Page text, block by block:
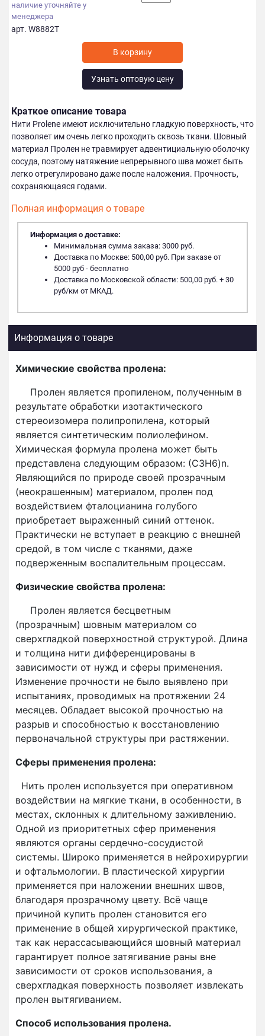
наличие уточняйте у
менеджера
арт. W8882T
Узнать оптовую цену
Краткое описание товара
Нити Prolene имеют исключительно гладкую поверхность, что
позволяет им очень легко проходить сквозь ткани. Шовный
материал Пролен не травмирует адвентициальную оболочку
сосуда, поэтому натяжение непрерывного шва может быть
легко отрегулировано даже после наложения. Прочность,
сохраняющаяся годами.
Полная информация о товаре
Информация о доставке:
Минимальная сумма заказа: 3000 руб.
Доставка по Москве: 500,00 руб. При заказе от
5000 руб - бесплатно
Доставка по Московской области: 500,00 руб. + 30
руб/км от МКАД.
Информация о товаре
Химические свойства пролена:
Пролен является пропиленом, полученным в
результате обработки изотактического
стереоизомера полипропилена, который
является синтетическим полиолефином.
Химическая формула пролена может быть
представлена следующим образом: (С3H6)n.
Являющийся по природе своей прозрачным
(неокрашенным) материалом, пролен под
воздействием фталоцианина голубого
приобретает выраженный синий оттенок.
Практически не вступает в реакцию с внешней
средой, в том числе с тканями, даже
подверженным воспалительным процессам.
Физические свойства пролена:
Пролен является бесцветным
(прозрачным) шовным материалом со
сверхгладкой поверхностной структурой. Длина
и толщина нити дифференцированы в
зависимости от нужд и сферы применения.
Изменение прочности не было выявлено при
испытаниях, проводимых на протяжении 24
месяцев. Обладает высокой прочностью на
разрыв и способностью к восстановлению
первоначальной структуры при растяжении.
Сферы применения пролена:
Нить пролен используется при оперативном
воздействии на мягкие ткани, в особенности, в
местах, склонных к длительному заживлению.
Одной из приоритетных сфер применения
являются органы сердечно-сосудистой
системы. Широко применяется в нейрохирургии
и офтальмологии. В пластической хирургии
применяется при наложении внешних швов,
благодаря прозрачному цвету. Всё чаще
причиной купить пролен становится его
применение в общей хирургической практике,
так как нерассасывающийся шовный материал
гарантирует полное затягивание раны вне
зависимости от сроков использования, а
сверхгладкая поверхность позволяет извлекать
пролен вытягиванием.
Способ использования пролена.